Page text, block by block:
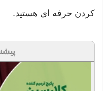
کردن حرفه ای هستید.